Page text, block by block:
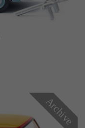
Archive